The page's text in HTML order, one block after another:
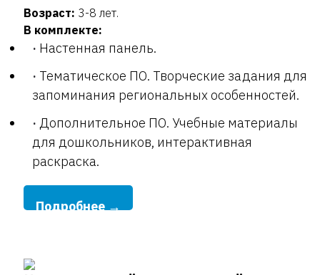
Возраст: 3-8 лет.
В комплекте:
Настенная панель.
Тематическое ПО. Творческие задания для
запоминания региональных особенностей.
Дополнительное ПО. Учебные материалы
для дошкольников, интерактивная
раскраска.
Подробнее →